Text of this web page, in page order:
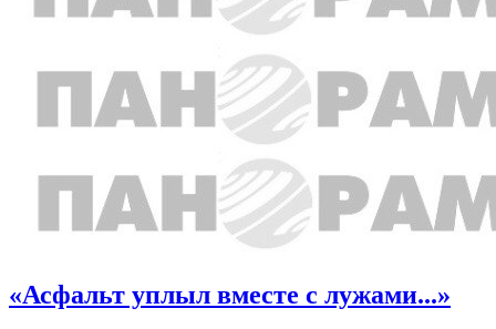
«Асфальт уплыл вместе с лужами...»